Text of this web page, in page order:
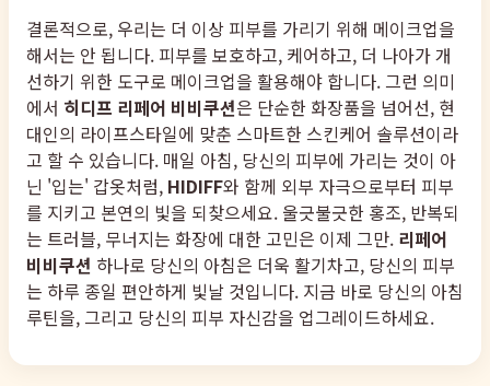
결론적으로, 우리는 더 이상 피부를 가리기 위해 메이크업을
해서는 안 됩니다. 피부를 보호하고, 케어하고, 더 나아가 개
선하기 위한 도구로 메이크업을 활용해야 합니다. 그런 의미
에서 히디프 리페어 비비쿠션은 단순한 화장품을 넘어선, 현
대인의 라이프스타일에 맞춘 스마트한 스킨케어 솔루션이라
고 할 수 있습니다. 매일 아침, 당신의 피부에 가리는 것이 아
닌 '입는' 갑옷처럼, HIDIFF와 함께 외부 자극으로부터 피부
를 지키고 본연의 빛을 되찾으세요. 울긋불긋한 홍조, 반복되
는 트러블, 무너지는 화장에 대한 고민은 이제 그만. 리페어
비비쿠션 하나로 당신의 아침은 더욱 활기차고, 당신의 피부
는 하루 종일 편안하게 빛날 것입니다. 지금 바로 당신의 아침
루틴을, 그리고 당신의 피부 자신감을 업그레이드하세요.